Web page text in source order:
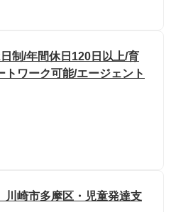
制/年間休日120日以上/育
ワーク可能/エージェント
川崎市多摩区・児童発達支